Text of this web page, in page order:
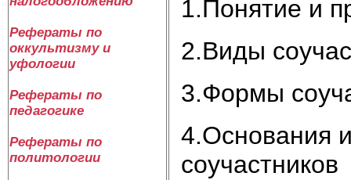
Рефераты по
оккультизму и
уфологии
Рефераты по
педагогике
Рефераты по
политологии
1.Понятие и
2.Виды
3.Формы
4.Основания
соучастников